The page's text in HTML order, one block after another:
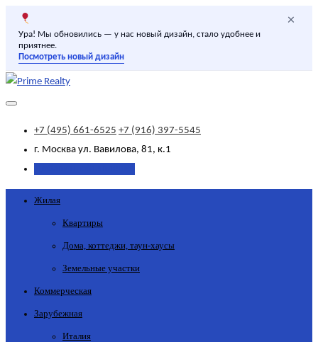
Ура! Мы обновились — у нас новый дизайн, стало удобнее и
приятнее.
Посмотреть новый дизайн
×
+7 (495) 661-6525 +7 (916) 397-5545
г. Москва ул. Вавилова, 81, к.1
Жилая
Квартиры
Дома, коттеджи, таун-хаусы
Земельные участки
Коммерческая
Зарубежная
Италия